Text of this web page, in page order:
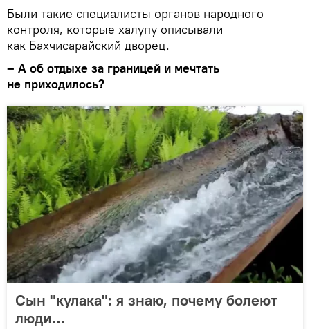
Были такие специалисты органов народного
контроля, которые халупу описывали
как Бахчисарайский дворец.
– А об отдыхе за границей и мечтать
не приходилось?
Сын "кулака": я знаю, почему болеют
люди…